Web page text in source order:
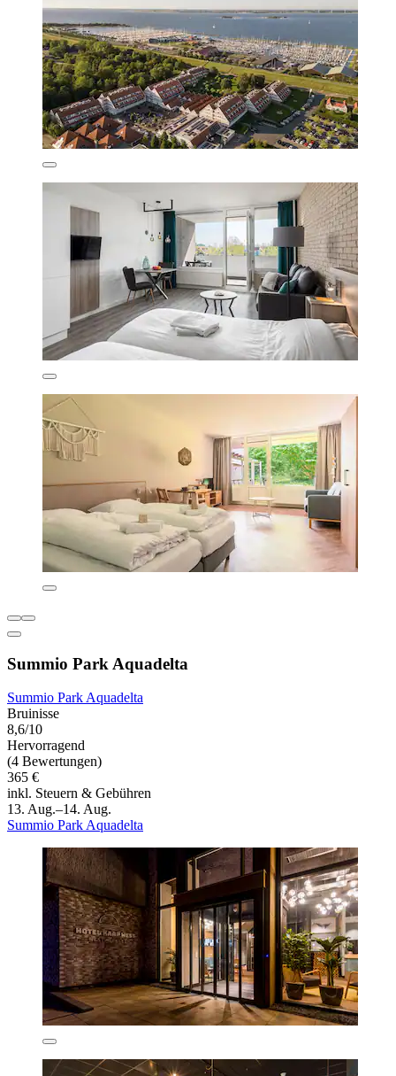
Summio Park Aquadelta
Summio Park Aquadelta
Bruinisse
8,6/10
Hervorragend
(4 Bewertungen)
365 €
inkl. Steuern & Gebühren
13. Aug.–14. Aug.
Summio Park Aquadelta